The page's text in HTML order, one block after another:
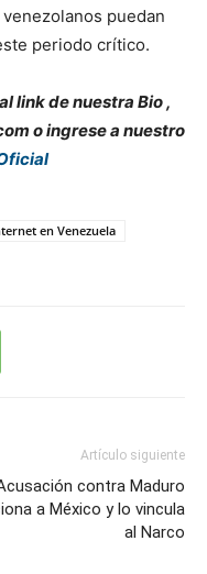
puedan
periodo crítico.
link de nuestra Bio ,
o ingrese a nuestro
en Venezuela
Artículo siguiente
contra Maduro
a México y lo vincula
al Narco